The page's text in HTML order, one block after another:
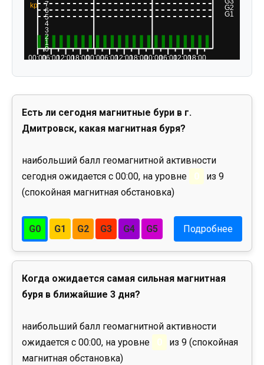
Есть ли сегодня магнитные бури в г.
Дмитровск, какая магнитная буря?
наибольший балл геомагнитной активности
сегодня ожидается с 00:00, на уровне
0
из 9
(спокойная магнитная обстановка)
G0 G1 G2 G3 G4 G5 Подробнее
Когда ожидается самая сильная магнитная
буря в ближайшие 3 дня?
наибольший балл геомагнитной активности
ожидается с 00:00, на уровне
0
из 9 (спокойная
магнитная обстановка)